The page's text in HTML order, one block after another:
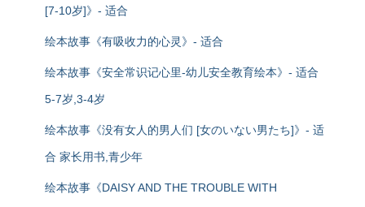
[7-10岁]》- 适合
绘本故事《有吸收力的心灵》- 适合
绘本故事《安全常识记心里-幼儿安全教育绘本》- 适合
5-7岁,3-4岁
绘本故事《没有女人的男人们 [女のいない男たち]》- 适
合 家长用书,青少年
绘本故事《DAISY AND THE TROUBLE WITH